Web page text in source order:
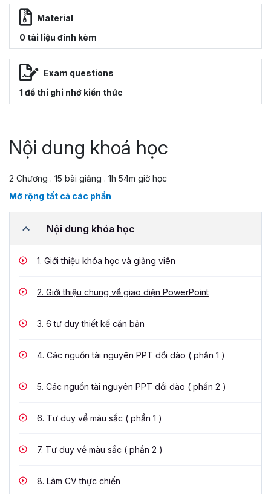
Material
0 tài liệu đính kèm
Exam questions
1 đề thi ghi nhớ kiến thức
Nội dung khoá học
2 Chương . 15 bài giảng . 1h 54m giờ học
Mở rộng tất cả các phần
Nội dung khóa học
1. Giới thiệu khóa học và giảng viên
2. Giới thiệu chung về giao diện PowerPoint
3. 6 tư duy thiết kế căn bản
4. Các nguồn tài nguyên PPT dồi dào ( phần 1 )
5. Các nguồn tài nguyên PPT dồi dào ( phần 2 )
6. Tư duy về màu sắc ( phần 1 )
7. Tư duy về màu sắc ( phần 2 )
8. Làm CV thực chiến